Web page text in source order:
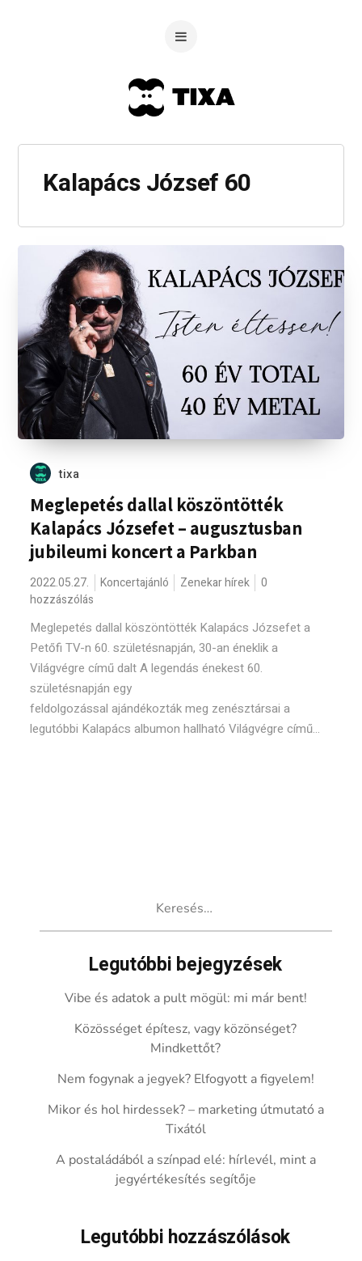
Kalapács József 60
tixa
Meglepetés dallal köszöntötték
Kalapács Józsefet – augusztusban
jubileumi koncert a Parkban
2022.05.27. Koncertajánló Zenekar hírek
0
hozzászólás
Meglepetés dallal köszöntötték Kalapács Józsefet a
Petőfi TV-n 60. születésnapján, 30-an éneklik a
Világvégre című dalt A legendás énekest 60.
születésnapján egy
feldolgozással ajándékozták meg zenésztársai a
legutóbbi Kalapács albumon hallható Világvégre című...
Legutóbbi bejegyzések
Vibe és adatok a pult mögül: mi már bent!
Közösséget építesz, vagy közönséget?
Mindkettőt?
Nem fogynak a jegyek? Elfogyott a figyelem!
Mikor és hol hirdessek? – marketing útmutató a
Tixától
A postaládából a színpad elé: hírlevél, mint a
jegyértékesítés segítője
Legutóbbi hozzászólások